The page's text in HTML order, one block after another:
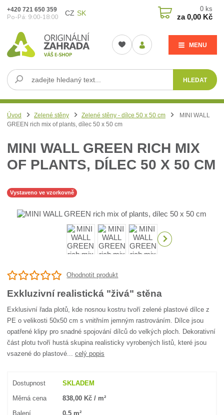
CZ SK
MENU
HLEDAT
+420 721 650 359
Po-Pá: 9:00-18:00
0 ks
za0,00 Kč
Úvod Zelené stěny Zelené stěny - dílce 50 x 50 cm
MINI WALL
GREEN rich mix of plants, dílec 50 x 50 cm
MINI WALL GREEN RICH MIX
OF PLANTS, DÍLEC 50 X 50 CM
Vystaveno ve vzorkovně
Ohodnotit produkt
Exkluzivní realistická "živá" stěna
Exklusivní řada plotů, kde nosnou kostru tvoří zelené plastové dílce z
PE o velikosti 50x50 cm s vnitřním jemným rastrováním. Dílce jsou
opatřené klipy pro snadné spojování dílců do velkých ploch. Dekorativní
část plotu tvoří hustá skupina realisticky vyrobených listů, které jsou
vsazené do plastové...celý popis
Dostupnost SKLADEM
Měrná cena 838,00 Kč / m²
Balení 0.5 m²